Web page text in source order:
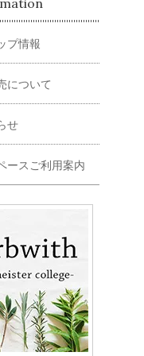
プ情報
について
せ
ースご利用案内